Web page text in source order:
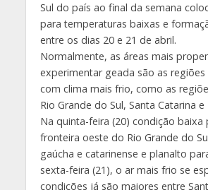
Sul do país ao final da semana
para temperaturas baixas e
entre os dias 20 e 21 de abril.
Normalmente, as áreas mais
experimentar geada são as regiões
com clima mais frio, como as
Rio Grande do Sul, Santa Catarina e
Na quinta-feira (20) condição baixa
fronteira oeste do Rio Grande do
gaúcha e catarinense e planalto
sexta-feira (21), o ar mais frio se
condições já são maiores entre